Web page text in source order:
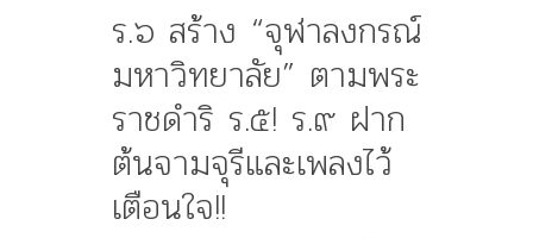
ร.๖ สร้าง “จุฬาลงกรณ์
มหาวิทยาลัย” ตามพระ
ราชดำริ ร.๕! ร.๙ ฝาก
ต้นจามจุรีและเพลงไว้
เตือนใจ!!